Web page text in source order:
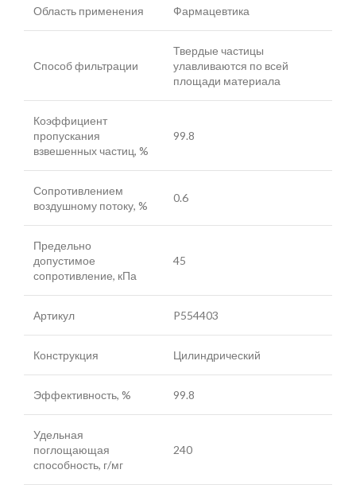
Область применения Фармацевтика
Способ фильтрации
Твердые частицы
улавливаются по всей
площади материала
Коэффициент
пропускания
взвешенных частиц, %
99.8
Сопротивлением
воздушному потоку, %
0.6
Предельно
допустимое
сопротивление, кПа
45
Артикул P554403
Конструкция Цилиндрический
Эффективность, % 99.8
Удельная
поглощающая
способность, г/мг
240